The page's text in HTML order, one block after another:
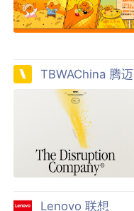
TBWAChina 腾迈 中国
Lenovo 联想